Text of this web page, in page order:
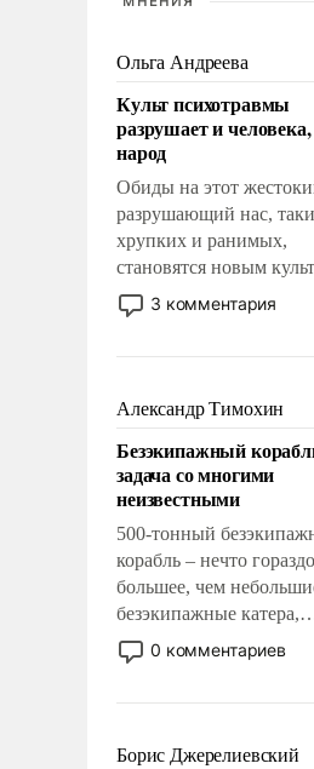
Ольга Андреева
Культ психотравмы
разрушает и
народ
Обиды на этот
разрушающий нас,
хрупких и ранимых,
становятся новым
постепенно вытесняя и
отменяя традиционное
мужественным и
ударами судьбы, брать
ответственность,
слабым, идти вперед и
адаптироваться.
3 комментария
Александр Тимохин
Безэкипажный
задача со многими
неизвестными
500-тонный
корабль – нечто гораздо
большее, чем
безэкипажные катера,
применение которых
стало обыденностью.
сложна и амбициозна.
и ее реализация
0 комментариев
Борис Джерелиевский